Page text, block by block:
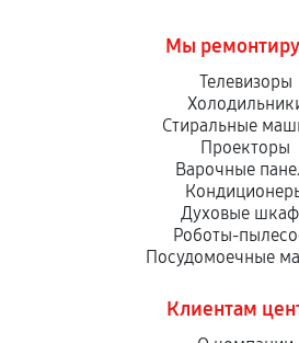
Мы
Телевизоры
Стиральные
Проекторы
Варочные
Духовые
Роботы-
Посудомоечные
Клиентам